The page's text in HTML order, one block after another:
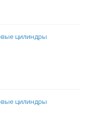
цилиндры
цилиндры